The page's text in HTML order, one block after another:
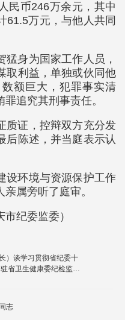
民币246万余元，其中
61.5万元，与他人共同
身为国家工作人员，
取利益，单独或伙同他
额巨大，犯罪事实清
追究其刑事责任。
质证，控辩双方充分发
后陈述，并当庭表示认
设环境与资源保护工作
属旁听了庭审。
纪委监委）
）谈学习贯彻省纪委十
省卫生健康委纪检监察
志